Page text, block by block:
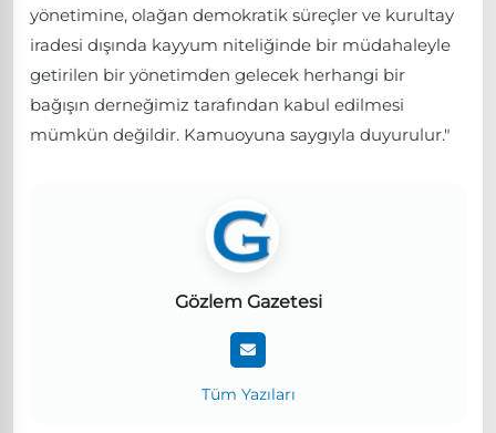
yönetimine, olağan demokratik süreçler ve kurultay
iradesi dışında kayyum niteliğinde bir müdahaleyle
getirilen bir yönetimden gelecek herhangi bir
bağışın derneğimiz tarafından kabul edilmesi
mümkün değildir. Kamuoyuna saygıyla duyurulur."
Gözlem Gazetesi
Tüm Yazıları